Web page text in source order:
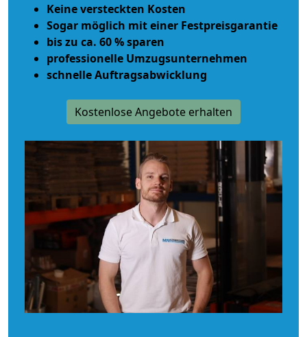
Keine versteckten Kosten
Sogar möglich mit einer Festpreisgarantie
bis zu ca. 60 % sparen
professionelle Umzugsunternehmen
schnelle Auftragsabwicklung
Kostenlose Angebote erhalten